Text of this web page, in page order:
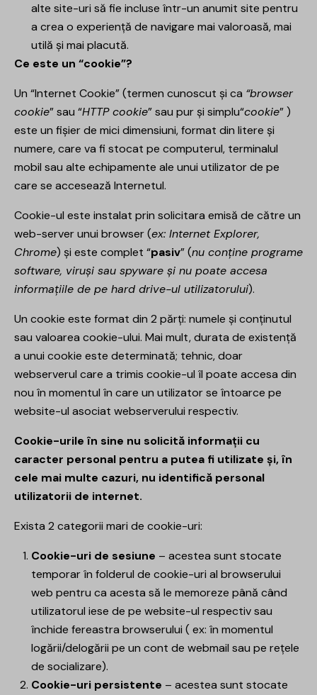
alte site-uri să fie incluse într-un anumit site pentru
a crea o experiență de navigare mai valoroasă, mai
utilă și mai placută.
Ce este un “cookie”?
Un “Internet Cookie” (termen cunoscut și ca “browser
cookie” sau “HTTP cookie” sau pur și simplu“cookie” )
este un fișier de mici dimensiuni, format din litere și
numere, care va fi stocat pe computerul, terminalul
mobil sau alte echipamente ale unui utilizator de pe
care se accesează Internetul.
Cookie-ul este instalat prin solicitara emisă de către un
web-server unui browser (ex: Internet Explorer,
Chrome) și este complet “pasiv” (nu conține programe
software, viruși sau spyware și nu poate accesa
informațiile de pe hard drive-ul utilizatorului).
Un cookie este format din 2 părți: numele și conținutul
sau valoarea cookie-ului. Mai mult, durata de existență
a unui cookie este determinată; tehnic, doar
webserverul care a trimis cookie-ul îl poate accesa din
nou în momentul în care un utilizator se întoarce pe
website-ul asociat webserverului respectiv.
Cookie-urile în sine nu solicită informații cu
caracter personal pentru a putea fi utilizate și, în
cele mai multe cazuri, nu identifică personal
utilizatorii de internet.
Exista 2 categorii mari de cookie-uri:
Cookie-uri de sesiune – acestea sunt stocate
temporar în folderul de cookie-uri al browserului
web pentru ca acesta să le memoreze până când
utilizatorul iese de pe website-ul respectiv sau
închide fereastra browserului ( ex: în momentul
logării/delogării pe un cont de webmail sau pe rețele
de socializare).
Cookie-uri persistente – acestea sunt stocate